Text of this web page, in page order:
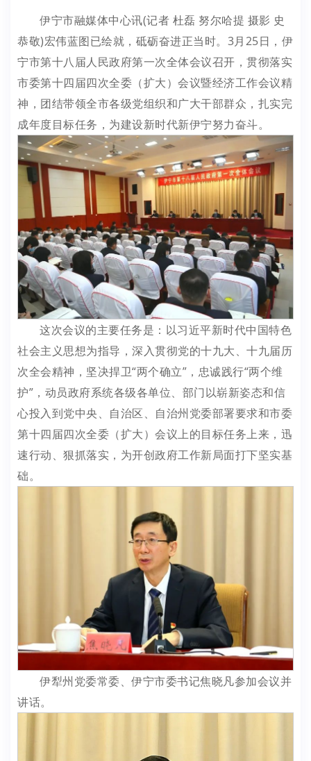
伊宁市融媒体中心讯(记者 杜磊 努尔哈提 摄影 史
恭敬)宏伟蓝图已绘就，砥砺奋进正当时。3月25日，伊
宁市第十八届人民政府第一次全体会议召开，贯彻落实
市委第十四届四次全委（扩大）会议暨经济工作会议精
神，团结带领全市各级党组织和广大干部群众，扎实完
成年度目标任务，为建设新时代新伊宁努力奋斗。
这次会议的主要任务是：以习近平新时代中国特色
社会主义思想为指导，深入贯彻党的十九大、十九届历
次全会精神，坚决捍卫“两个确立”，忠诚践行“两个维
护”，动员政府系统各级各单位、部门以崭新姿态和信
心投入到党中央、自治区、自治州党委部署要求和市委
第十四届四次全委（扩大）会议上的目标任务上来，迅
速行动、狠抓落实，为开创政府工作新局面打下坚实基
础。
伊犁州党委常委、伊宁市委书记焦晓凡参加会议并
讲话。